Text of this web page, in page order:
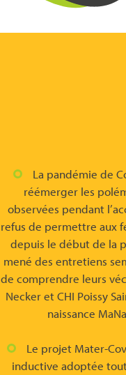
La pandémie de
réémerger les
observées pendant
refus de permettre aux
depuis le début de la
mené des entretiens
de comprendre leurs
Necker et CHI Poissy
naissance
Le projet Mater-
inductive adoptée